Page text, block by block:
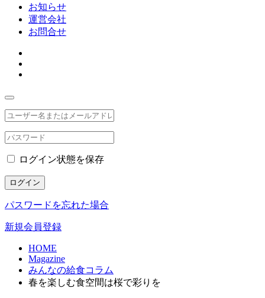
お知らせ
運営会社
お問合せ
ログイン状態を保存
ログイン
パスワードを忘れた場合
新規会員登録
HOME
Magazine
みんなの給食コラム
春を楽しむ食空間は桜で彩りを